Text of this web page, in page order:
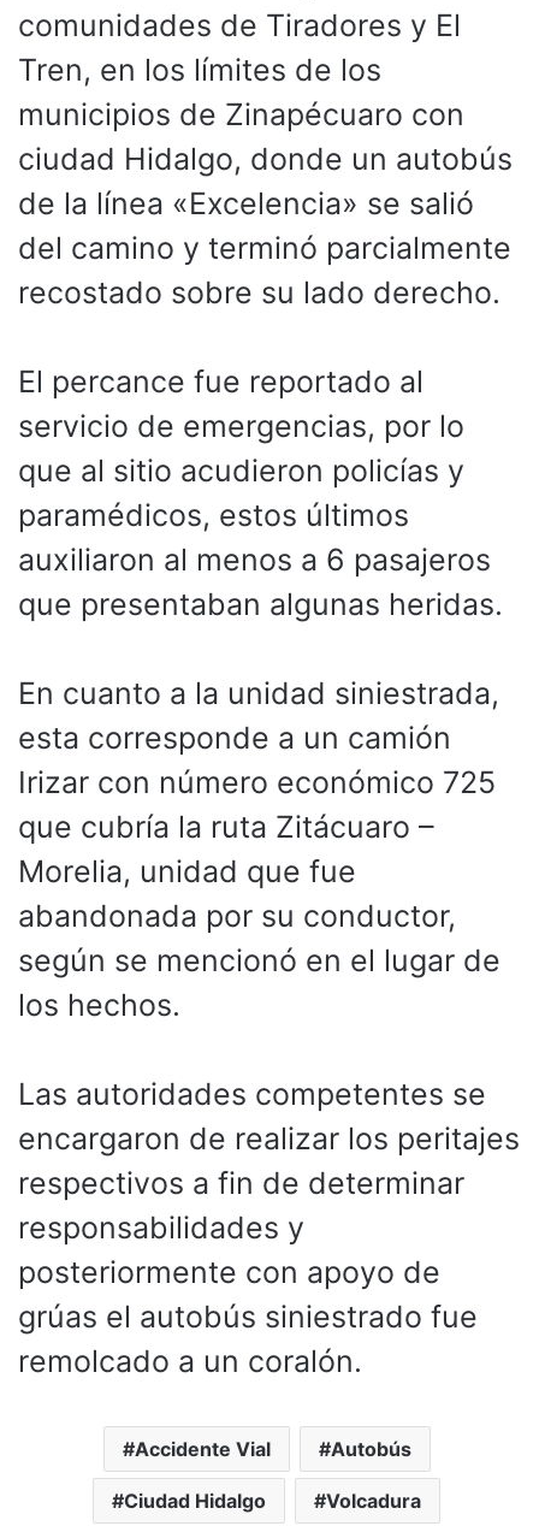
comunidades de Tiradores y El
Tren, en los límites de los
municipios de Zinapécuaro con
ciudad Hidalgo, donde un autobús
de la línea «Excelencia» se salió
del camino y terminó parcialmente
recostado sobre su lado derecho.
El percance fue reportado al
servicio de emergencias, por lo
que al sitio acudieron policías y
paramédicos, estos últimos
auxiliaron al menos a 6 pasajeros
que presentaban algunas heridas.
En cuanto a la unidad siniestrada,
esta corresponde a un camión
Irizar con número económico 725
que cubría la ruta Zitácuaro –
Morelia, unidad que fue
abandonada por su conductor,
según se mencionó en el lugar de
los hechos.
Las autoridades competentes se
encargaron de realizar los peritajes
respectivos a fin de determinar
responsabilidades y
posteriormente con apoyo de
grúas el autobús siniestrado fue
remolcado a un coralón.
Accidente Vial Autobús
Ciudad Hidalgo Volcadura